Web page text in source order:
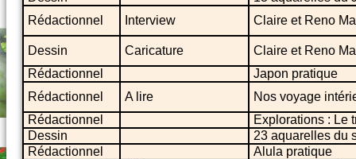
Rédactionnel
Interview Claire et Reno
Dessin Caricature
Claire et Reno
Rédactionnel
Japon pratique
Rédactionnel
A lire
Nos voyage
Rédactionnel
Explorations : Le
Dessin
23 aquarelles du
Rédactionnel
Alula pratique